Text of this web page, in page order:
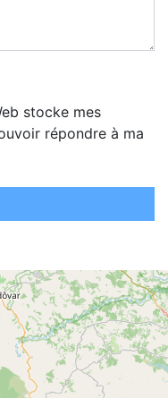
stocke mes
répondre à ma